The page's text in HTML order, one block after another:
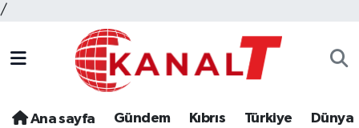
/
Ana sayfa Gündem Kıbrıs Türkiye Dünya